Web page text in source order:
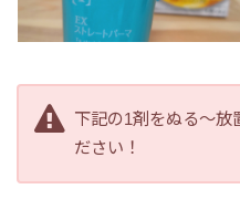
下記の1剤をぬる～放
ださい！